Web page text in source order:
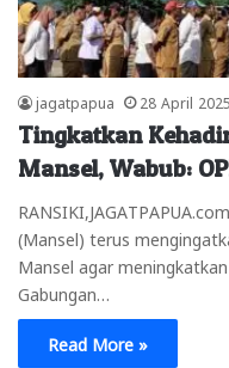
jagatpapua 28 April 2025
Tingkatkan
Mansel, Wabub:
(Mansel) terus
Mansel agar
Gabungan…
Read More »